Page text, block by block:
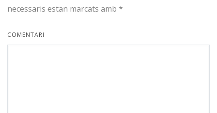
necessaris estan marcats amb *
COMENTARI